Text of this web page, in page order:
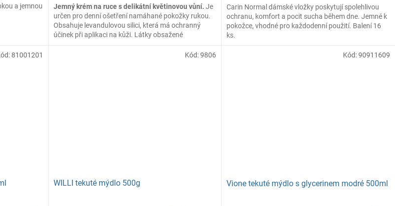
a jemnou
Jemný krém na ruce s delikátní květinovou vůní. Je
určen pro denní ošetření namáhané pokožky rukou.
Obsahuje levandulovou silici, která má ochranný
účinek při aplikaci na kůži. Látky obsažené
Carin Normal dámské vložky poskytují spolehlivou
ochranu, komfort a pocit sucha během dne. Jemné k
pokožce, vhodné pro každodenní použití. Balení 16
ks.
81001201
WILLI tekuté mýdlo 500g
Kód:9806
Vione tekuté mýdlo s glycerinem modré 500ml
Kód:90911609